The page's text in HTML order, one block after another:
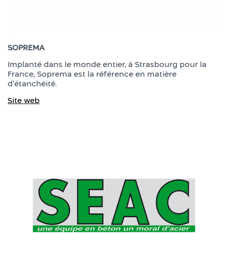
SOPREMA
Implanté dans le monde entier, à Strasbourg pour la
France, Soprema est la référence en matière
d’étanchéité.
Site web